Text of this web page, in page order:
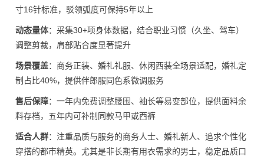
寸16针标准，驳领弧度可保持5年以上
动态量体：采集30+项身体数据，结合职业习惯（久坐、驾车）
调整剪裁，肩部贴合度显著提升
场景覆盖：商务正装、婚礼礼服、休闲西装全场景适配，婚礼定
制占比40%，提供伴郎服同色系微调服务
售后保障：一年内免费调整腰围、袖长等易变部位，提供面料余
料存档，五年内可补制同款马甲或西裤
适合人群：注重品质与服务的商务人士、婚礼新人、追求个性化
穿搭的都市精英。尤其是非长期有用衣需求的男士，稳定品质口